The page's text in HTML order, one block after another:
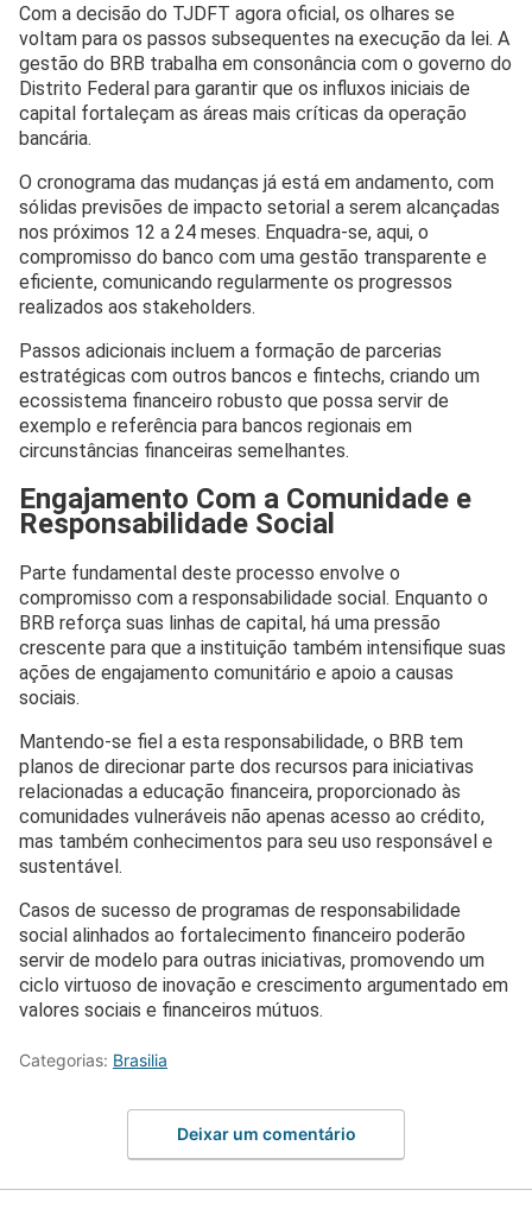
Com a decisão do TJDFT agora oficial, os olhares se
voltam para os passos subsequentes na execução da lei. A
gestão do BRB trabalha em consonância com o governo do
Distrito Federal para garantir que os influxos iniciais de
capital fortaleçam as áreas mais críticas da operação
bancária.
O cronograma das mudanças já está em andamento, com
sólidas previsões de impacto setorial a serem alcançadas
nos próximos 12 a 24 meses. Enquadra-se, aqui, o
compromisso do banco com uma gestão transparente e
eficiente, comunicando regularmente os progressos
realizados aos stakeholders.
Passos adicionais incluem a formação de parcerias
estratégicas com outros bancos e fintechs, criando um
ecossistema financeiro robusto que possa servir de
exemplo e referência para bancos regionais em
circunstâncias financeiras semelhantes.
Engajamento Com a Comunidade e
Responsabilidade Social
Parte fundamental deste processo envolve o
compromisso com a responsabilidade social. Enquanto o
BRB reforça suas linhas de capital, há uma pressão
crescente para que a instituição também intensifique suas
ações de engajamento comunitário e apoio a causas
sociais.
Mantendo-se fiel a esta responsabilidade, o BRB tem
planos de direcionar parte dos recursos para iniciativas
relacionadas a educação financeira, proporcionado às
comunidades vulneráveis não apenas acesso ao crédito,
mas também conhecimentos para seu uso responsável e
sustentável.
Casos de sucesso de programas de responsabilidade
social alinhados ao fortalecimento financeiro poderão
servir de modelo para outras iniciativas, promovendo um
ciclo virtuoso de inovação e crescimento argumentado em
valores sociais e financeiros mútuos.
Categorias: Brasilia
Deixar um comentário